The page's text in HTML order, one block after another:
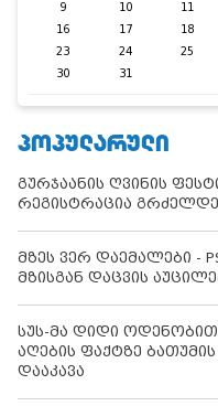
9
10 11
16
17 18
23
24 25
30
31
ᲞᲝᲞᲣᲚᲐᲠᲣᲚᲘ
გურჯაანის ღვინის
რეგისტრაცია
მზეს ვერ დაემალები -
მზისგან დაცვის
სუს-მა დიდი
აღების ფაქტზე
დააკავა